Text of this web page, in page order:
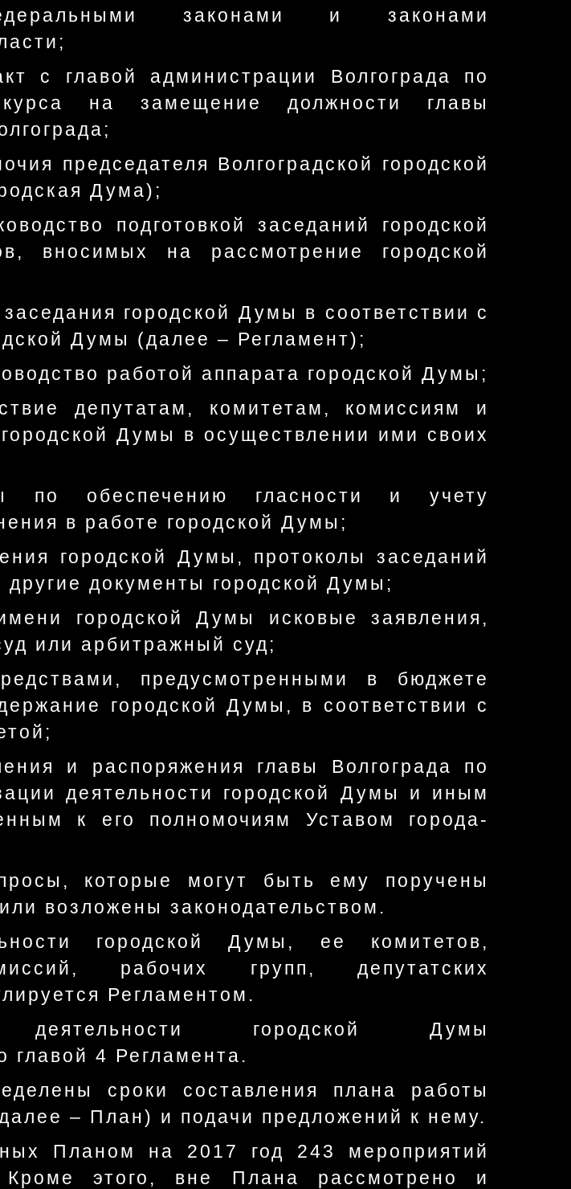
законами и законами
с главой администрации Волгограда по
на замещение должности главы
председателя Волгоградской городской
Дума);
подготовкой заседаний городской
вносимых на рассмотрение городской
городской Думы в соответствии с
Думы (далее – Регламент);
работой аппарата городской Думы;
депутатам, комитетам, комиссиям и
Думы в осуществлении ими своих
по обеспечению гласности и учету
в работе городской Думы;
городской Думы, протоколы заседаний
документы городской Думы;
городской Думы исковые заявления,
или арбитражный суд;
предусмотренными в бюджете
городской Думы, в соответствии с
и распоряжения главы Волгограда по
деятельности городской Думы и иным
к его полномочиям Уставом города-
которые могут быть ему поручены
возложены законодательством.
городской Думы, ее комитетов,
рабочих групп, депутатских
Регламентом.
деятельности городской Думы
главой 4 Регламента.
сроки составления плана работы
– План) и подачи предложений к нему.
Планом на 2017 год 243 мероприятий
этого, вне Плана рассмотрено и